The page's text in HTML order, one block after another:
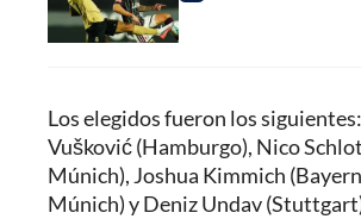
Los elegidos fueron los
Vušković (Hamburgo), Nico
Múnich), Joshua Kimmich
Múnich) y Deniz Undav